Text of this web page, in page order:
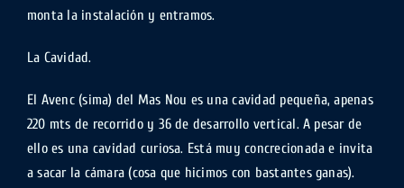
monta la instalación y entramos.
La Cavidad.
El Avenc (sima) del Mas Nou es una cavidad pequeña, apenas
220 mts de recorrido y 36 de desarrollo vertical. A pesar de
ello es una cavidad curiosa. Está muy concrecionada e invita
a sacar la cámara (cosa que hicimos con bastantes ganas).